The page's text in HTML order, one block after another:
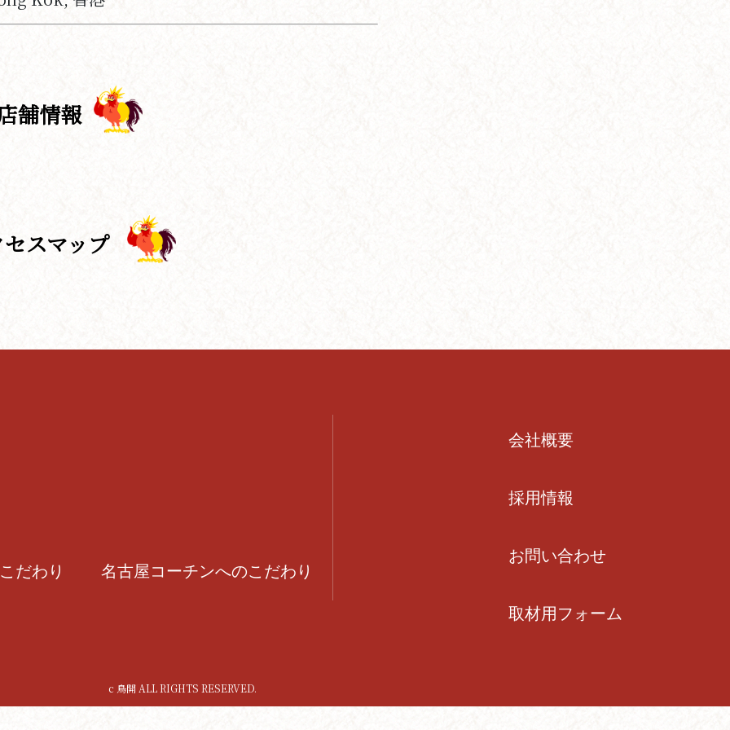
舗情報
スマップ
だわり 名古屋コーチンへのこだわり
会社概要
採用情報
お問い合わせ
取材用フォーム
c 鳥開 ALL RIGHTS RESERVED.